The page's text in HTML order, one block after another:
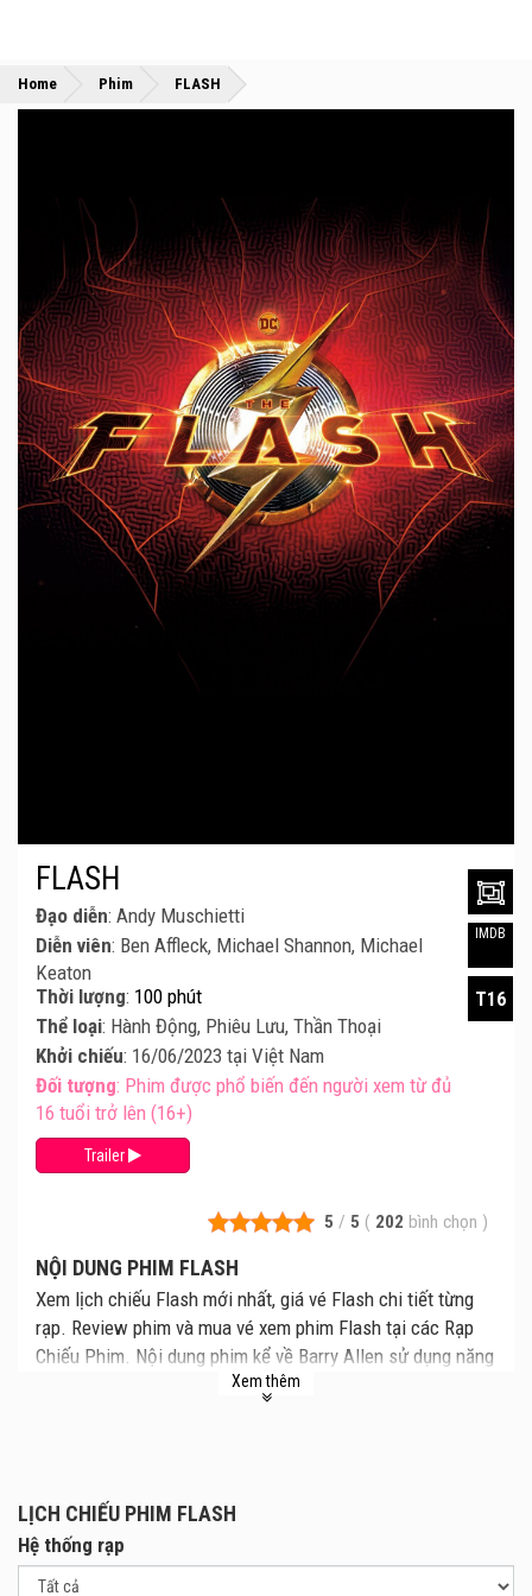
Home »
Phim »
FLASH
5 / 5 ( 202 bình chọn )
NỘI DUNG PHIM FLASH
Xem lịch chiếu Flash mới nhất, giá vé Flash chi tiết từng
rạp. Review phim và mua vé xem phim Flash tại các Rạp
Chiếu Phim. Nội dung phim kể về Barry Allen sử dụng năng
lực của mình để du hành thời gian nhằm thay đổi những sự
nhưng không có bất cứ anh hùng nào giải cứu.
Để cứu lấy trái đất, Barry phải thuyết phục một Batman rất
khác và cứu một cư dân Kryptonian đang bị cầm tù. Barry
Xem thêm
FLASH
Đạo diễn: Andy Muschietti
Diễn viên: Ben Affleck, Michael Shannon, Michael
Keaton
Thời lượng: 100 phút
Thể loại: Hành Động, Phiêu Lưu, Thần Thoại
Khởi chiếu: 16/06/2023 tại Việt Nam
Đối tượng: Phim được phổ biến đến người xem từ đủ
16 tuổi trở lên (16+)
Trailer
IMDB
T16
LỊCH CHIẾU PHIM FLASH
Hệ thống rạp